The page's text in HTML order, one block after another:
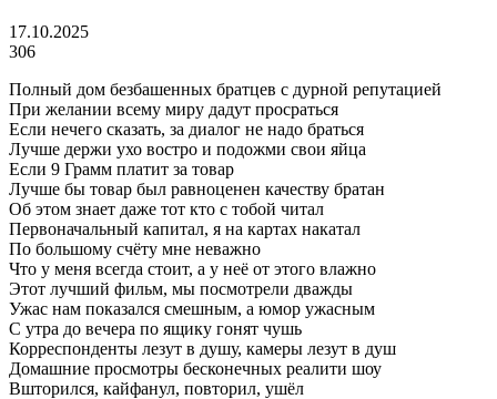
17.10.2025
306
Полный дом безбашенных братцев с дурной репутацией
При желании всему миру дадут просраться
Если нечего сказать, за диалог не надо браться
Лучше держи ухо востро и подожми свои яйца
Если 9 Грамм платит за товар
Лучше бы товар был равноценен качеству братан
Об этом знает даже тот кто с тобой читал
Первоначальный капитал, я на картах накатал
По большому счёту мне неважно
Что у меня всегда стоит, а у неё от этого влажно
Этот лучший фильм, мы посмотрели дважды
Ужас нам показался смешным, а юмор ужасным
С утра до вечера по ящику гонят чушь
Корреспонденты лезут в душу, камеры лезут в душ
Домашние просмотры бесконечных реалити шоу
Вшторился, кайфанул, повторил, ушёл